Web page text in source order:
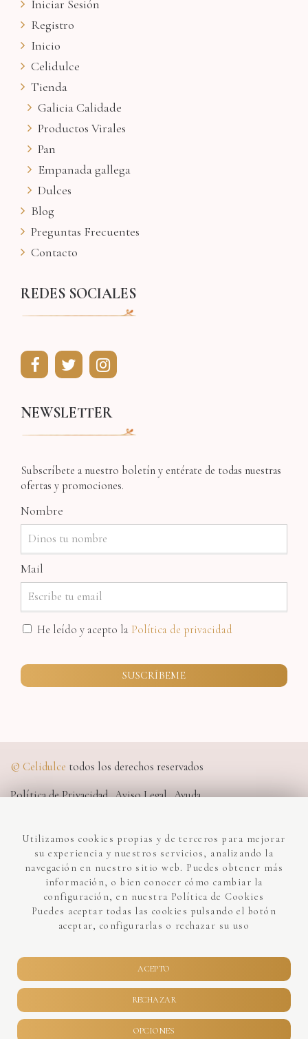
Iniciar Sesión
Registro
Inicio
Celidulce
Tienda
Galicia Calidade
Productos Virales
Pan
Empanada gallega
Dulces
Blog
Preguntas Frecuentes
Contacto
REDES SOCIALES
NEWSLETTER
Subscríbete a nuestro boletín y entérate de todas nuestras
ofertas y promociones.
Nombre
Mail
He leído y acepto la Política de privacidad
SUSCRÍBEME
© Celidulce todos los derechos reservados
Política de Privacidad Aviso Legal Ayuda
Lumedia - Diseño Web
PROGRAMA KIT DIGITAL COFINANCIADO
POR LOS FONDOS NEXT GENERATION (EU)
DEL MECANISMO DE RECUPERACIÓN Y
Utilizamos cookies propias y de terceros para mejorar
su experiencia y nuestros servicios, analizando la
navegación en nuestro sitio web. Puedes obtener más
información, o bien conocer cómo cambiar la
configuración, en nuestra Política de Cookies
Puedes aceptar todas las cookies pulsando el botón
aceptar, configurarlas o rechazar su uso
ACEPTO
RECHAZAR
OPCIONES